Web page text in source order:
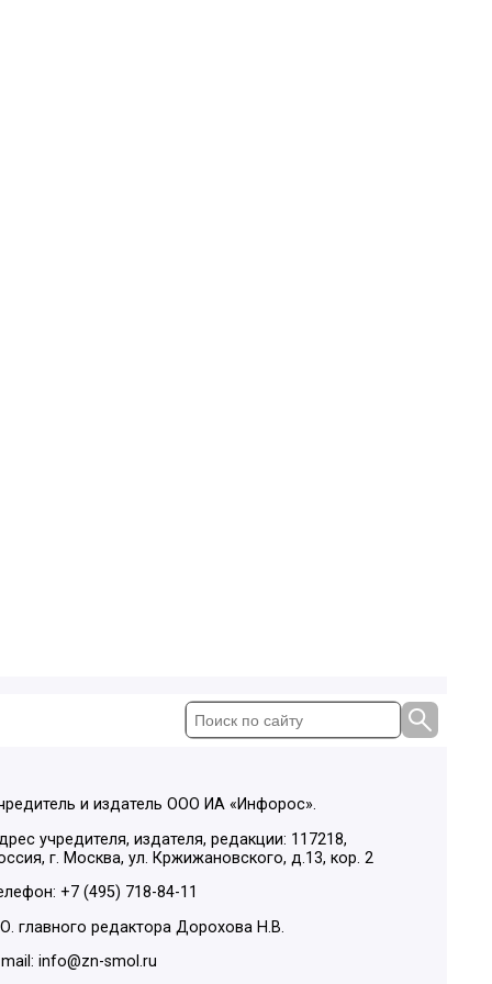
и издатель ООО ИА «Инфорос».
учредителя, издателя, редакции: 117218,
г. Москва, ул. Кржижановского, д.13, кор. 2
+7 (495) 718-84-11
главного редактора Дорохова Н.В.
info@zn-smol.ru